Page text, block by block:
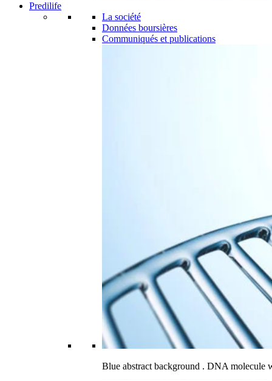
Predilife
La société
Données boursières
Communiqués et publications
Blue abstract background . DNA molecule